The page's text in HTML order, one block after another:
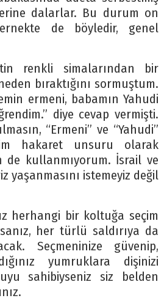
dalarlar. Bu durum on
de böyledir, genel
renkli simalarından bir
bıraktığını sormuştum.
ermeni, babamın Yahudi
diye cevap vermişti.
“Ermeni” ve “Yahudi”
hakaret unsuru olarak
de kullanmıyorum. İsrail ve
yaşanmasını istemeyiz değil
herhangi bir koltuğa seçim
her türlü saldırıya da
Seçmeninize güvenip,
yumruklara dişinizi
sahibiyseniz siz belden